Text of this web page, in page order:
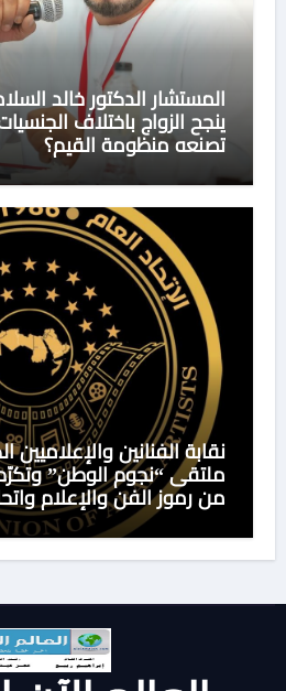
المستشار الدكتور خالد
ينجح الزواج باختلاف
تصنعه منظومة القيم؟
نقابة الفنانين والإعلاميين
ملتقى “نجوم الوطن”
من رموز الفن والإعلام
يهنىء المكرمين